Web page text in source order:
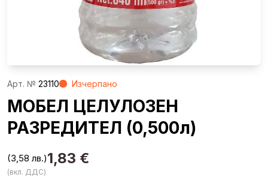
Aрт. № 23110 Изчерпано
МОБЕЛ ЦЕЛУЛОЗЕН
РАЗРЕДИТЕЛ (0,500л)
1,83 €
(3,58 лв.)
(вкл. ДДС)